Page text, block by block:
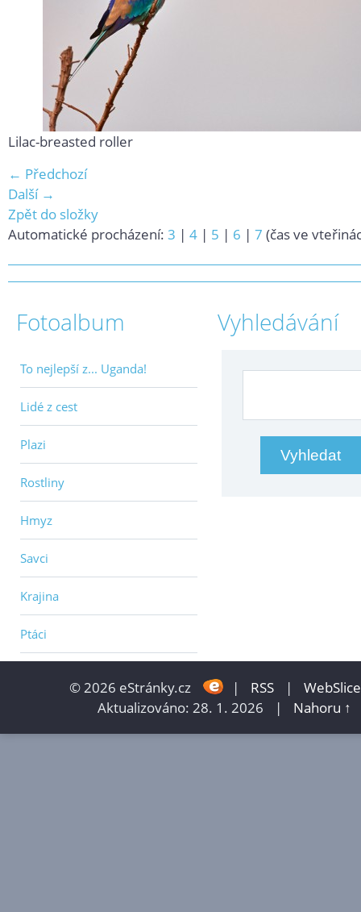
Lilac-breasted roller
← Předchozí
Další →
Zpět do složky
Automatické procházení: 3 | 4 | 5 | 6 | 7 (čas ve
Fotoalbum
To nejlepší z... Uganda!
Lidé z cest
Plazi
Rostliny
Hmyz
Savci
Krajina
Ptáci
Vyhledávání
© 2026 eStránky.cz | RSS |
WebSlice
Aktualizováno: 28. 1. 2026
| Nahoru ↑